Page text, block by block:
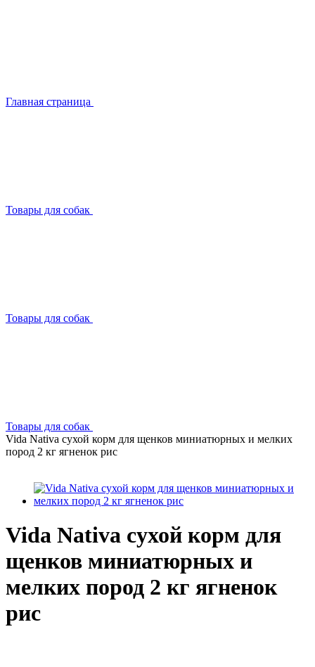
Главная страница
Товары для собак
Товары для собак
Товары для собак
Vida Nativa сухой корм для щенков миниатюрных и мелких
пород 2 кг ягненок рис
Vida Nativa сухой корм для
щенков миниатюрных и
мелких пород 2 кг ягненок
рис